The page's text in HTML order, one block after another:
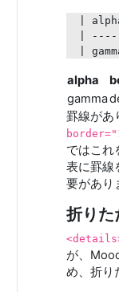
|
|
alpha
gamma
罫線があ
ではこれ
表に罫線
要があり
折りた
が、
め、折り